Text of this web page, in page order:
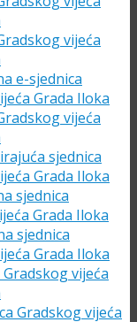
vijeća
e-sjednica
Grada Iloka
vijeća
sjednica
Grada Iloka
sjednica
Grada Iloka
sjednica
Grada Iloka
Gradskog vijeća
Gradskog vijeća